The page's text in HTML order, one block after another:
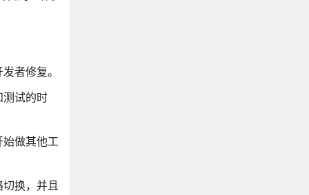
者修复。
试的时
做其他工
换，并且